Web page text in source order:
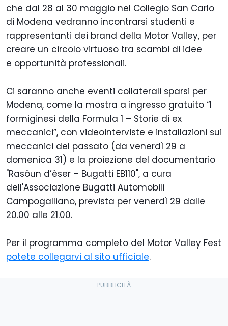
che dal 28 al 30 maggio nel Collegio San Carlo
di Modena vedranno incontrarsi studenti e
rappresentanti dei brand della Motor Valley, per
creare un circolo virtuoso tra scambi di idee
e opportunità professionali.
Ci saranno anche eventi collaterali sparsi per
Modena, come la mostra a ingresso gratuito “I
formiginesi della Formula 1 – Storie di ex
meccanici”, con videointerviste e installazioni sui
meccanici del passato (da venerdì 29 a
domenica 31) e la proiezione del documentario
"Rasòun d’èser – Bugatti EB110", a cura
dell'Associazione Bugatti Automobili
Campogalliano, prevista per venerdì 29 dalle
20.00 alle 21.00.
Per il programma completo del Motor Valley Fest
potete collegarvi al sito ufficiale.